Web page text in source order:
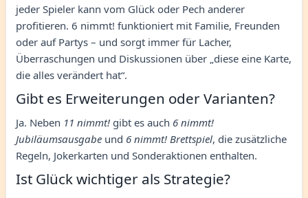
jeder Spieler kann vom Glück oder Pech anderer
profitieren. 6 nimmt! funktioniert mit Familie, Freunden
oder auf Partys – und sorgt immer für Lacher,
Überraschungen und Diskussionen über „diese eine Karte,
die alles verändert hat“.
Gibt es Erweiterungen oder Varianten?
Ja. Neben 11 nimmt! gibt es auch 6 nimmt!
Jubiläumsausgabe und 6 nimmt! Brettspiel, die zusätzliche
Regeln, Jokerkarten und Sonderaktionen enthalten.
Ist Glück wichtiger als Strategie?